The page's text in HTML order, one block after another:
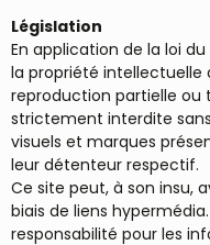
Législation
En application de la loi du
la propriété intellectuelle
reproduction partielle
strictement interdite sans
visuels et marques
leur détenteur respectif.
Ce site peut, à son insu,
biais de liens
responsabilité pour les